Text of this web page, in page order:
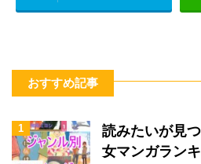
おすすめ記事
1
読みたいが見
女マンガラン